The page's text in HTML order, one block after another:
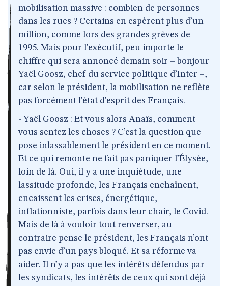
mobilisation massive : combien de personnes
dans les rues ? Certains en espèrent plus d’un
million, comme lors des grandes grèves de
1995. Mais pour l’exécutif, peu importe le
chiffre qui sera annoncé demain soir – bonjour
Yaël Goosz, chef du service politique d’Inter –,
car selon le président, la mobilisation ne reflète
pas forcément l’état d’esprit des Français.
- Yaël Goosz : Et vous alors Anaïs, comment
vous sentez les choses ? C’est la question que
pose inlassablement le président en ce moment.
Et ce qui remonte ne fait pas paniquer l’Élysée,
loin de là. Oui, il y a une inquiétude, une
lassitude profonde, les Français enchaînent,
encaissent les crises, énergétique,
inflationniste, parfois dans leur chair, le Covid.
Mais de là à vouloir tout renverser, au
contraire pense le président, les Français n’ont
pas envie d’un pays bloqué. Et sa réforme va
aider. Il n’y a pas que les intérêts défendus par
les syndicats, les intérêts de ceux qui sont déjà